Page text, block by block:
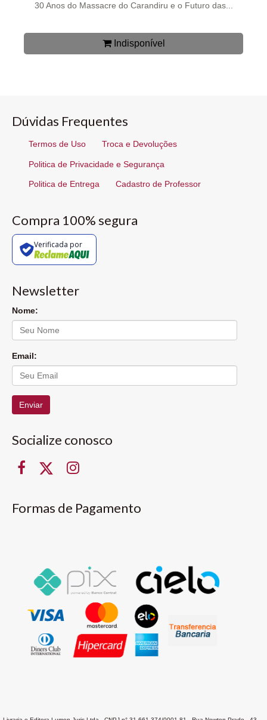
30 Anos do Massacre do Carandiru e o Futuro das...
Indisponível
Dúvidas Frequentes
Termos de Uso Troca e Devoluções
Politica de Privacidade e Segurança
Politica de Entrega Cadastro de Professor
Compra 100% segura
Verificada por
Newsletter
Nome:
Email:
Enviar
Socialize conosco
Formas de Pagamento